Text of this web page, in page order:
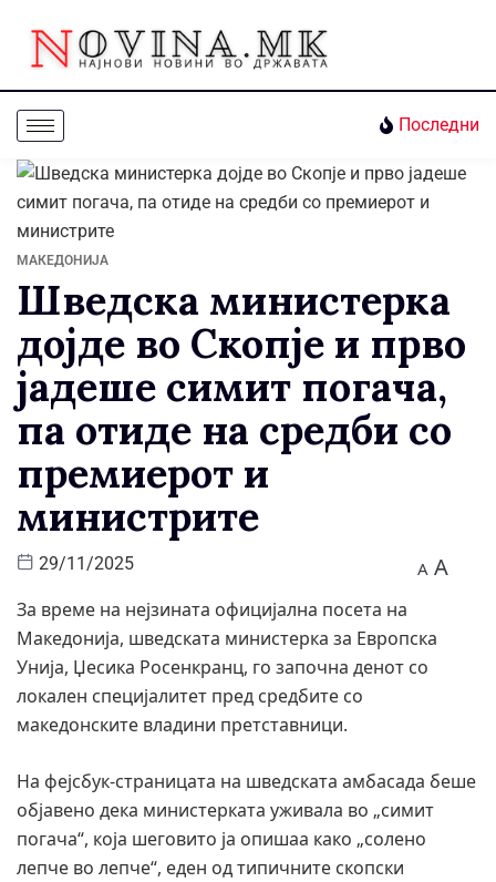
Последни
МАКЕДОНИЈА
Шведска министерка
дојде во Скопје и прво
јадеше симит погача,
па отиде на средби со
премиерот и
министрите
29/11/2025 A A
За време на нејзината официјална посета на
Македонија, шведската министерка за Европска
Унија, Џесика Росенкранц, го започна денот со
локален специјалитет пред средбите со
македонските владини претставници.
На фејсбук-страницата на шведската амбасада беше
објавено дека министерката уживала во „симит
погача“, која шеговито ја опишаа како „солено
лепче во лепче“, еден од типичните скопски